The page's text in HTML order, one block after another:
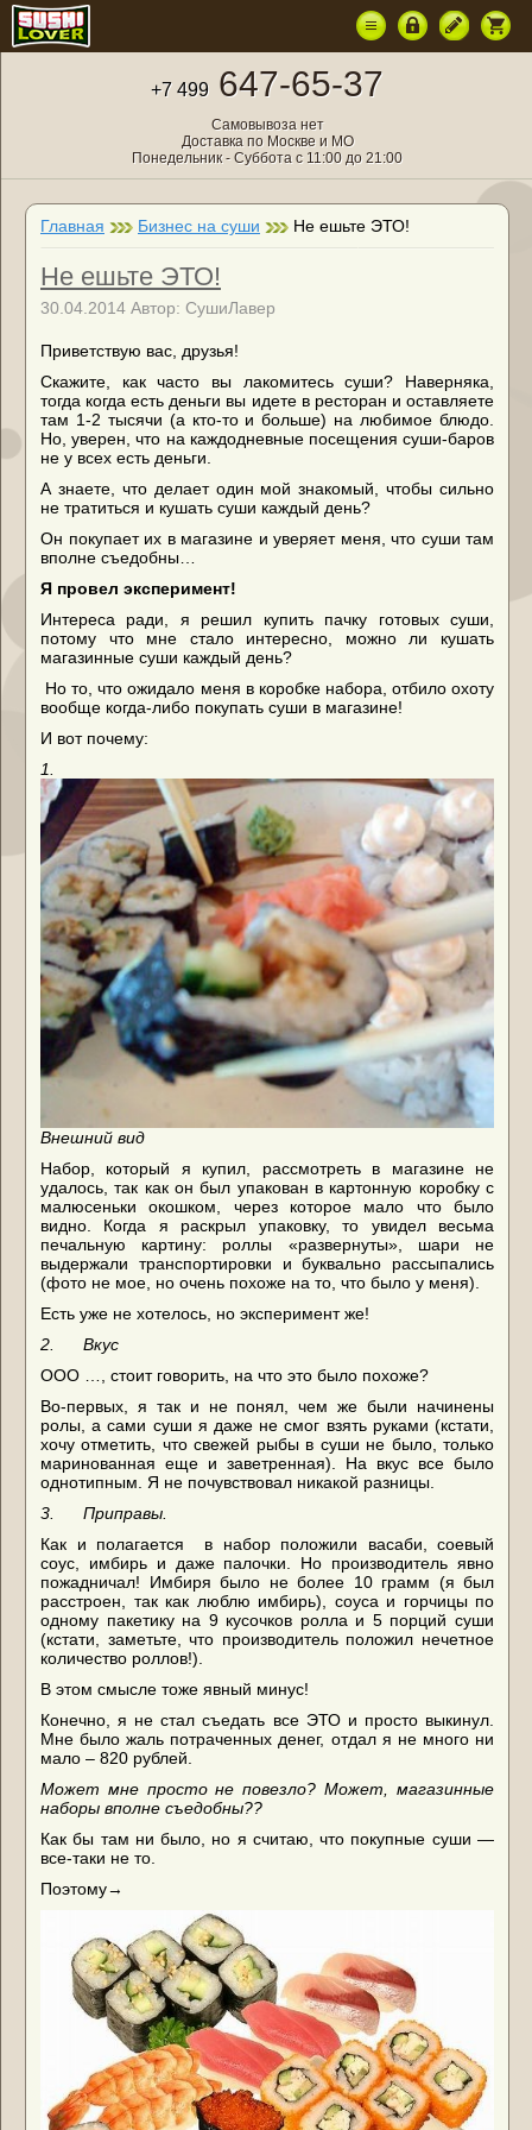
+7 499 647-65-37
Самовывоза нет
Доставка по Москве и МО
Понедельник - Суббота с 11:00 до 21:00
Главная Бизнес на суши Не ешьте ЭТО!
Не ешьте ЭТО!
30.04.2014 Автор: СушиЛавер
Приветствую вас, друзья!
Скажите, как часто вы лакомитесь суши? Наверняка,
тогда когда есть деньги вы идете в ресторан и оставляете
там 1-2 тысячи (а кто-то и больше) на любимое блюдо.
Но, уверен, что на каждодневные посещения суши-баров
не у всех есть деньги.
А знаете, что делает один мой знакомый, чтобы сильно
не тратиться и кушать суши каждый день?
Он покупает их в магазине и уверяет меня, что суши там
вполне съедобны…
Я провел эксперимент!
Интереса ради, я решил купить пачку готовых суши,
потому что мне стало интересно, можно ли кушать
магазинные суши каждый день?
Но то, что ожидало меня в коробке набора, отбило охоту
вообще когда-либо покупать суши в магазине!
И вот почему:
1.
Внешний вид
Набор, который я купил, рассмотреть в магазине не
удалось, так как он был упакован в картонную коробку с
малюсеньки окошком, через которое мало что было
видно. Когда я раскрыл упаковку, то увидел весьма
печальную картину: роллы «развернуты», шари не
выдержали транспортировки и буквально рассыпались
(фото не мое, но очень похоже на то, что было у меня).
Есть уже не хотелось, но эксперимент же!
2.
Вкус
ООО …, стоит говорить, на что это было похоже?
Во-первых, я так и не понял, чем же были начинены
ролы, а сами суши я даже не смог взять руками (кстати,
хочу отметить, что свежей рыбы в суши не было, только
маринованная еще и заветренная). На вкус все было
однотипным. Я не почувствовал никакой разницы.
3.
Приправы.
Как и полагается
в набор положили васаби , соевый
соус, имбирь и даже палочки. Но производитель явно
пожадничал! Имбиря было не более 10 грамм (я был
расстроен, так как люблю имбирь), соуса и горчицы по
одному пакетику на 9 кусочков ролла и 5 порций суши
(кстати, заметьте, что производитель положил нечетное
количество роллов!).
В этом смысле тоже явный минус!
Конечно, я не стал съедать все ЭТО и просто выкинул.
Мне было жаль потраченных денег, отдал я не много ни
мало – 820 рублей.
Может мне просто не повезло? Может, магазинные
наборы вполне съедобны??
Как бы там ни было, но я считаю, что покупные суши ―
все-таки не то.
Поэтому→